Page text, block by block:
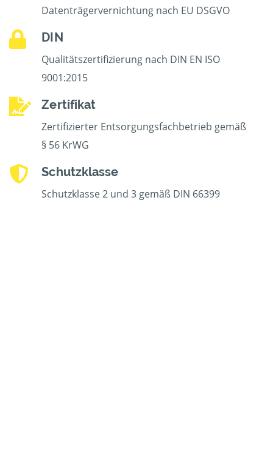
Datenträgervernichtung nach EU DSGVO
DIN
Qualitätszertifizierung nach DIN EN ISO
9001:2015
Zertifikat
Zertifizierter Entsorgungsfachbetrieb gemäß
§ 56 KrWG
Schutzklasse
Schutzklasse 2 und 3 gemäß DIN 66399